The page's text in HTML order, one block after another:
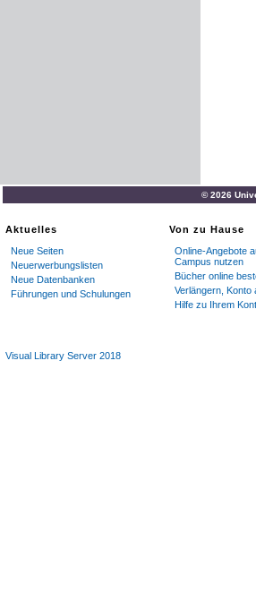
© 2026
Aktuelles
Neue Seiten
Neuerwerbungslisten
Neue Datenbanken
Führungen und Schulungen
Von zu Hause
Online-Angebote
Campus nutzen
Bücher online
Verlängern, Konto
Hilfe zu Ihrem
Visual Library Server 2018